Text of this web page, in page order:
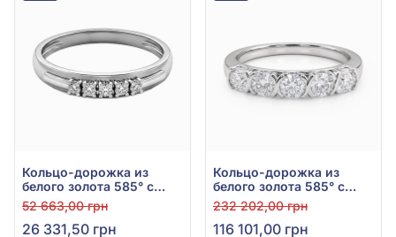
Кольцо-дорожка из
белого золота 585° с
бриллиантами 0,085ct,
арт. К501б
52 663,00 грн
26 331,50 грн
Кольцо-дорожка из
белого золота 585° с
бриллиантами 0,915ct,
арт. 10182б
232 202,00 грн
116 101,00 грн